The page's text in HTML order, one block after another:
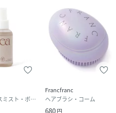
フレグランスミスト・ボディミスト
Francfranc
ヘアブラシ・コーム
680円